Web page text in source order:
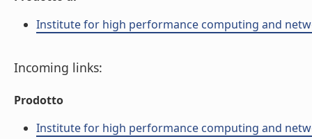
Institute for high performance computing and
Incoming links:
Prodotto
Institute for high performance computing and